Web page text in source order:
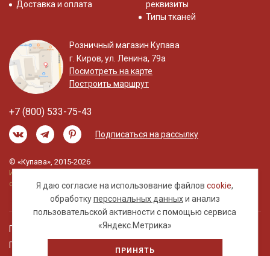
Я даю согласие на использование файловcookie,
обработкуперсональных данныхи анализ
пользовательской активности с помощью сервиса
«Яндекс.Метрика»
ПРИНЯТЬ
Доставка и оплата
реквизиты
Типы тканей
Розничный магазин Купава
г. Киров, ул. Ленина, 79а
Посмотреть на карте
Построить маршрут
+7 (800) 533-75-43
Подписаться на рассылку
© «Купава», 2015-2026
Информация на сайте не является публичной
офертой.
Правовая информация
Политика обработки персональных данных